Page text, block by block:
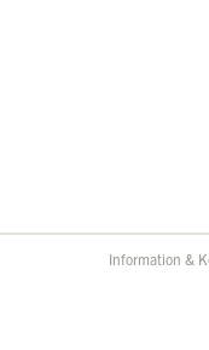
Information &